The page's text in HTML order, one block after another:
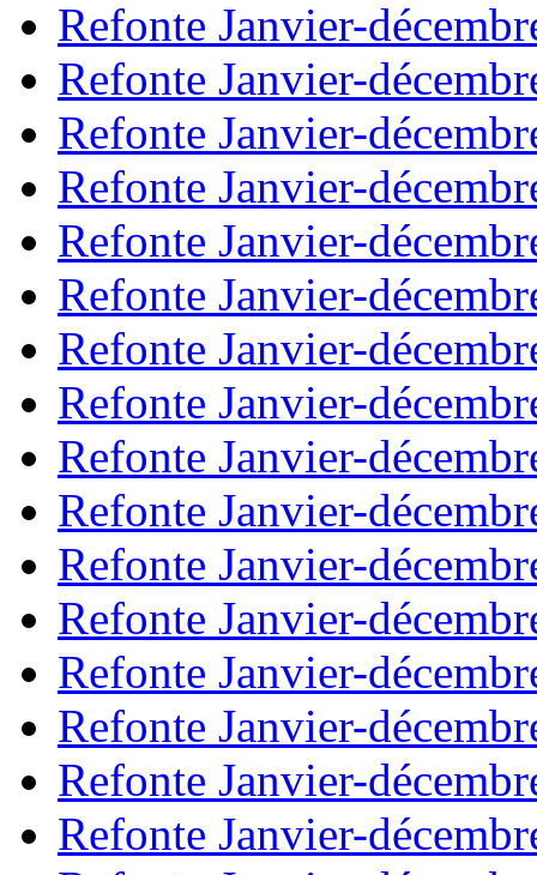
Refonte Janvier-
Refonte Janvier-
Refonte Janvier-
Refonte Janvier-
Refonte Janvier-
Refonte Janvier-
Refonte Janvier-
Refonte Janvier-
Refonte Janvier-
Refonte Janvier-
Refonte Janvier-
Refonte Janvier-
Refonte Janvier-
Refonte Janvier-
Refonte Janvier-
Refonte Janvier-